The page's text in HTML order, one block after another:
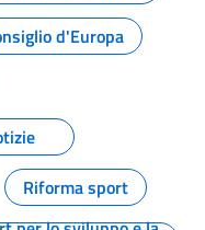
d'Europa
Riforma sport